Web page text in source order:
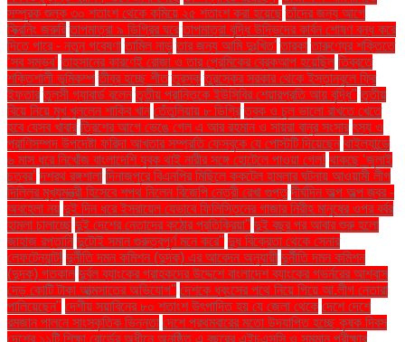
সম্পূরক শুল্ক ৩০ শতাংশ থেকে কমিয়ে ২৫ শতাংশ করা হয়েছে তাঁদের জন্য আগে
স্ক্রিনিং জরুরি তাপমাত্রা ৯ ডিগ্রির ঘরে তাপমাত্রা বৃদ্ধি উদ্ভিদের কার্বন শোষণ বন্ধ করে
দিতে পারে - নতুন গবেষণা তামিল নাড়ু তার জন্য আমি দুঃখিত' তারকা তারুণ্যের শক্তিতে
‘সব সম্ভব’ তাহসানের কারণেই রোজা ও তার প্রেমিকের ব্রেকআপ হয়েছিল তিব্বতে
শক্তিশালী ভূমিকম্প তীব্র হচ্ছে শীত তুরস্ক তুরস্কের সরকার থেকে ইস্তানবুলে ফ্রি
ইফতার তুলসী গ্যাবার্ড বলেন তৃতীয় প্রান্তিকে ইউসিবির শেয়ারপ্রতি আয় বৃদ্ধি" তৃতীয়
বিয়ে নিয়ে মুখ খুললেন শাকিব খান তেঁতুলিয়ায় ৮ ডিগ্রি ত্বক ও চুল ভালো রাখতে খেতে
হবে যেসব খাবার ত্রিশের আগে ভেঙে গেল এ আর রহমান ও সায়রা বানুর সংসার ৎস্য ও
প্রাণিসম্পদ উপদেষ্টা ফরিদা আখতার সম্প্রতি ফেসবুকে যে পোস্টটি দিয়েছেন থাইল্যান্ডে
৬ মাস ধরে নিখোঁজ বাংলাদেশি যুবক থাই নারীর সঙ্গে হোটেলে পাওয়া গেল! থাকছে ‘জুলাই
চত্বর’ দশরথ রঙ্গশালা দিনাজপুরে বিএনপির মিছিলে ককটেল হামলার ঘটনায় আওয়ামী লীগ
দিল্লির মুখ্যমন্ত্রী হিসেবে শপথ নিলেন বিজেপি নেত্রী রেখা গুপ্ত দীর্ঘদিন অল্প অল্প জ্বর -
অবহেলা নয় দুই দিন ধরে ইসরায়েল যেভাবে ফিলিস্তিনের গাজার নিরীহ মানুষের ওপর বর্বর
হামলা চালাচ্ছে দুই দেশের নেতাদের কঠোর প্রতিক্রিয়া" দুই বছর পর আবার শুরু হলো
জাহাজ রপ্তানি দুটোই সমান গুরুত্বপূর্ণ মনে করে" দুধ বিক্রেতা থেকে সেনার
লেফটেন্যান্ট! দুর্নীতি দমন কমিশন (দুদক) এর আবেদন অনুযায়ী দুর্নীতি দমন কমিশন
(দুদক) গতকাল দুর্বল ব্যাংকের গ্রাহকদের উদ্দেশে বাংলাদেশ ব্যাংকের গভর্নরের আশ্বাস
দেড় কোটি টাকা আত্মসাতের অভিযোগ" দেশকে ধ্বংসের পথে নিয়ে গিয়ে আ.লীগ নেতারা
পালিয়েছেন" দেশীয় সয়াবিনের ৮০ শতাংশ উৎপাদিত হয় যে জেলা থেকে দেশে দেশে
রমজান পালনে সাংস্কৃতিক ভিন্নতা দেশে প্রথমবারের মতো উদযাপিত হচ্ছে কৃষক দিবস
দেশের ১১টি শিক্ষা বোর্ডের অধীনে অনুষ্ঠিত এ বছরের এইচএসসি ও সমমান পরীক্ষার